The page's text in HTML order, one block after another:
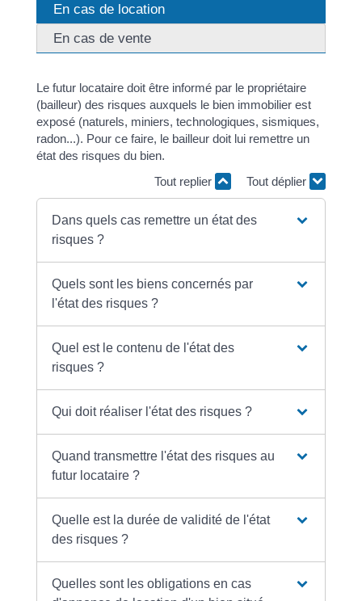
En cas de location
En cas de vente
Le futur locataire doit être informé par le propriétaire
(bailleur) des risques auxquels le bien immobilier est
exposé (naturels, miniers, technologiques, sismiques,
radon...). Pour ce faire, le bailleur doit lui remettre un
état des risques du bien.
Tout replier
Tout déplier
Dans quels cas remettre un état des
risques ?
Quels sont les biens concernés par
l'état des risques ?
Quel est le contenu de l'état des
risques ?
Qui doit réaliser l'état des risques ?
Quand transmettre l'état des risques au
futur locataire ?
Quelle est la durée de validité de l'état
des risques ?
Quelles sont les obligations en cas